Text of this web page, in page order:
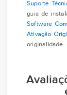
Suporte
guia de
Software
Ativação
originalidade